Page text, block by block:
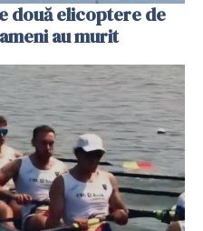
două elicoptere de
au murit